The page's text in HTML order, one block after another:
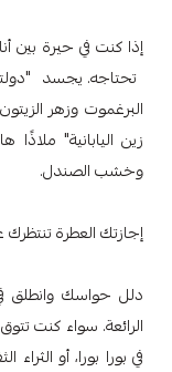
إذا كنت في حيرة بين
تحتاجه. يجسد
البرغموت وزهر
زين اليابانية"
وخشب الصندل.
إجازتك العطرة
دلل حواسك وانطلق
الرائعة. سواء كنت
في بورا بورا، أو الثراء